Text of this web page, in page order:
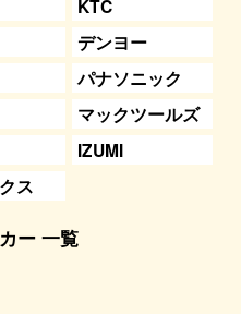
KTC
デンヨー
パナソニック
マックツールズ
IZUMI
ス
ー 一覧